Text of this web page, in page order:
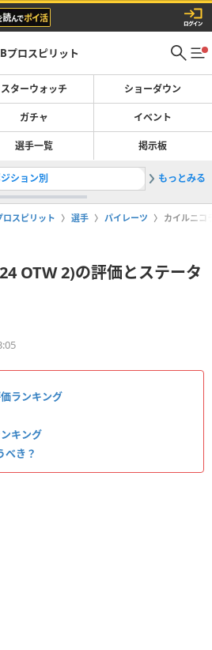
プロスピリット
スターウォッチ ショーダウン
ガチャ イベント
選手一覧 掲示板
ション別 2レジェ
もっとみる
ロスピリット 選手 パイレーツ カイルニコ
OTW 2)の評価とステータ
ランキング
キング
べき？